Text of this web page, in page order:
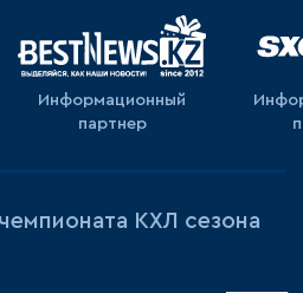
Информационный
партнер
КХЛ сезона